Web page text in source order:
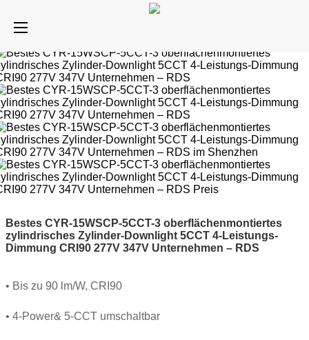
Bestes CYR-15WSCP-5CCT-3 oberflächenmontiertes
zylindrisches Zylinder-Downlight 5CCT 4-Leistungs-
Dimmung CRI90 277V 347V Unternehmen – RDS
• Bis zu 90 lm/W, CRI90
• 4-Power& 5-CCT umschaltbar